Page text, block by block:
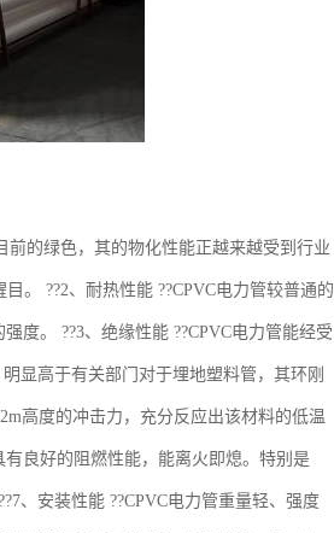
前的绿色，其的物化性能正越来越受到行业
。 ??2、耐热性能 ??CPVC电力管较普通的
度。 ??3、绝缘性能 ??CPVC电力管能经受
显高于有关部门对于埋地塑料管，其环刚
高度的冲击力，充分反应出该材料的低温
有良好的阻燃性能，能离火即熄。特别是
、安装性能 ??CPVC电力管重量轻、强度